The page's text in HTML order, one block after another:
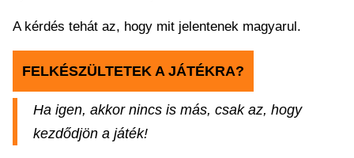
A kérdés tehát az, hogy mit jelentenek magyarul.
FELKÉSZÜLTETEK A JÁTÉKRA?
Ha igen, akkor nincs is más, csak az, hogy
kezdődjön a játék!